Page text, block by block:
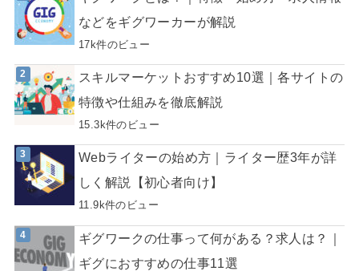
などをギグワーカーが解説
17k件のビュー
スキルマーケットおすすめ10選｜各サイトの
特徴や仕組みを徹底解説
15.3k件のビュー
Webライターの始め方｜ライター歴3年が詳
しく解説【初心者向け】
11.9k件のビュー
ギグワークの仕事って何がある？求人は？｜
ギグにおすすめの仕事11選